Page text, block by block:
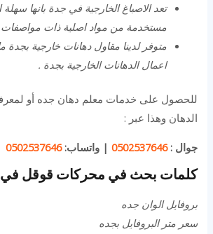
تعد الاصباغ الخارجية في جدة بانها سهلة
مستخدمة من مواد اصلية ذات مواصفات
متوفر لدينا مقاول دهانات خارجية بجدة
اعمال الدهانات الخارجية بجدة .
للحصول على خدمات معلم دهان جده أو
الدهان وهذا عبر :
جوال :0502537646
| واتساب:0502537646
كلمات بحث في محركات قوقل
بروفايل الوان جده
سعر متر البروفايل بجده